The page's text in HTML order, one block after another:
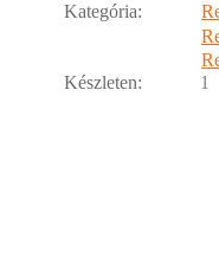
Kategória:
Készleten:
1